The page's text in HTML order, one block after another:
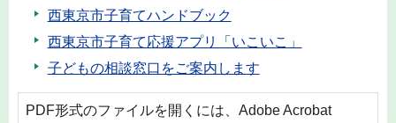
西東京市子育てハンドブック
西東京市子育て応援アプリ「いこいこ」
子どもの相談窓口をご案内します
PDF形式のファイルを開くには、Adobe Acrobat